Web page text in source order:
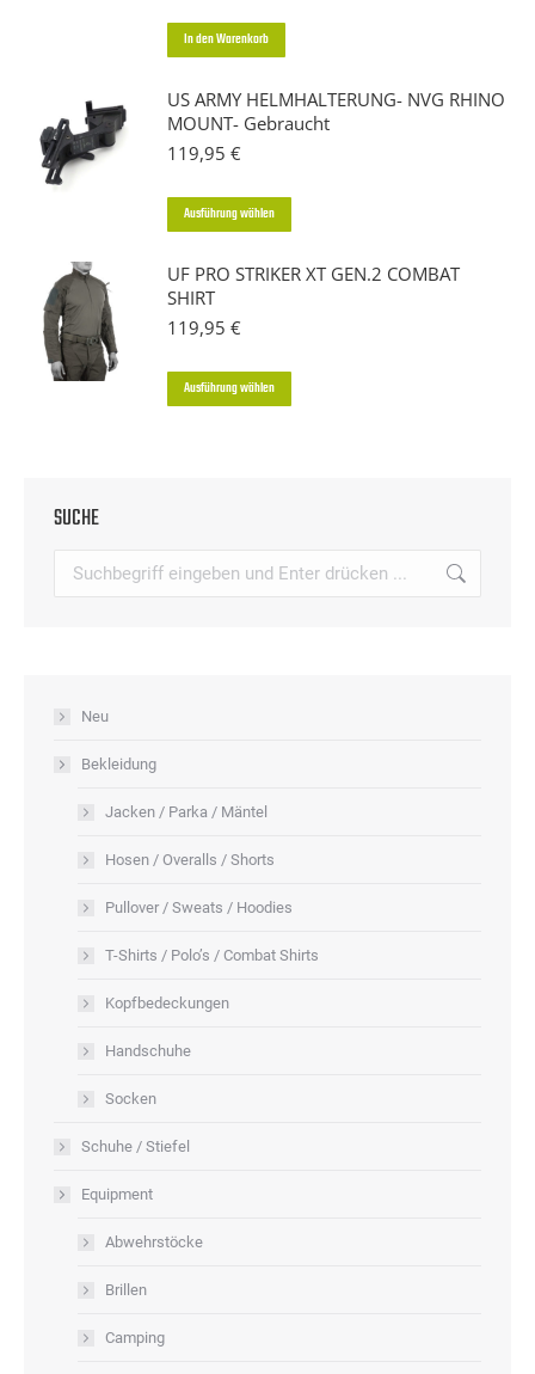
In den Warenkorb
US ARMY HELMHALTERUNG- NVG RHINO
MOUNT- Gebraucht
119,95 €
Ausführung wählen
weist
auf.
Die
Produktseite
UF PRO STRIKER XT GEN.2 COMBAT
SHIRT
119,95 €
Ausführung wählen
Die
SUCHE
Neu
Bekleidung
Jacken / Parka / Mäntel
Hosen / Overalls / Shorts
Pullover / Sweats / Hoodies
T-Shirts / Polo’s / Combat Shirts
Kopfbedeckungen
Handschuhe
Socken
Schuhe / Stiefel
Equipment
Abwehrstöcke
Brillen
Camping